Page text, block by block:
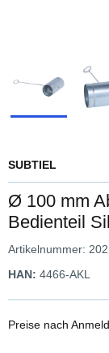
SUBTIEL
Ø 100 mm
Bedienteil
Artikelnummer:
HAN: 4466-AKL
Preise nach